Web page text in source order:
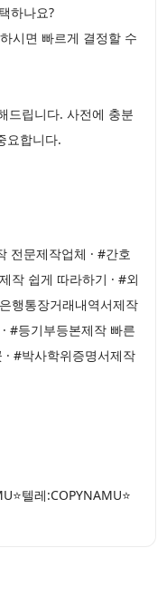
하나요?
시면 빠르게 결정할 수
드립니다. 사전에 충분
요합니다.
전문제작업체 · #간호
작 쉽게 따라하기 · #외
행통장거래내역서제작
#등기부등본제작 빠른
· #박사학위증명서제작
텔레:COPYNAMU⭐